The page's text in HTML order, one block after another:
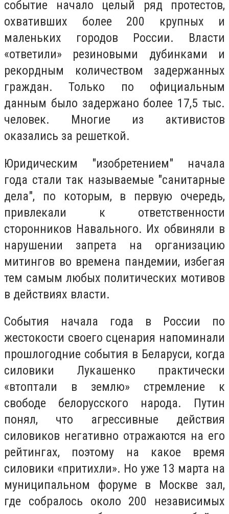
событие начало целый ряд протестов,
охвативших более 200 крупных и
маленьких городов России. Власти
«ответили» резиновыми дубинками и
рекордным количеством задержанных
граждан. Только по официальным
данным было задержано более 17,5 тыс.
человек. Многие из активистов
оказались за решеткой.
Юридическим "изобретением" начала
года стали так называемые "санитарные
дела", по которым, в первую очередь,
привлекали к ответственности
сторонников Навального. Их обвиняли в
нарушении запрета на организацию
митингов во времена пандемии, избегая
тем самым любых политических мотивов
в действиях власти.
События начала года в России по
жестокости своего сценария напоминали
прошлогодние события в Беларуси, когда
силовики Лукашенко практически
«втоптали в землю» стремление к
свободе белорусского народа. Путин
понял, что агрессивные действия
силовиков негативно отражаются на его
рейтингах, поэтому на какое время
силовики «притихли». Но уже 13 марта на
муниципальном форуме в Москве зал,
где собралось около 200 независимых